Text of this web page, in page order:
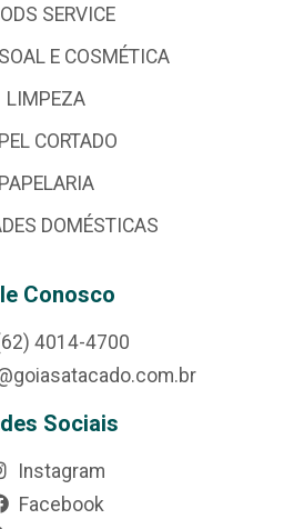
SERVICE
E COSMÉTICA
LIMPEZA
CORTADO
PAPELARIA
DOMÉSTICAS
Conosco
4014-4700
Sociais
Instagram
Facebook